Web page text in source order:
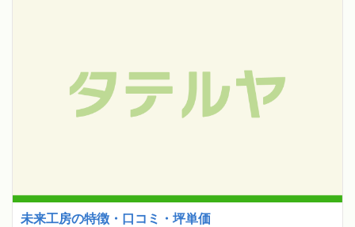
未来工房の特徴・口コミ・坪単価